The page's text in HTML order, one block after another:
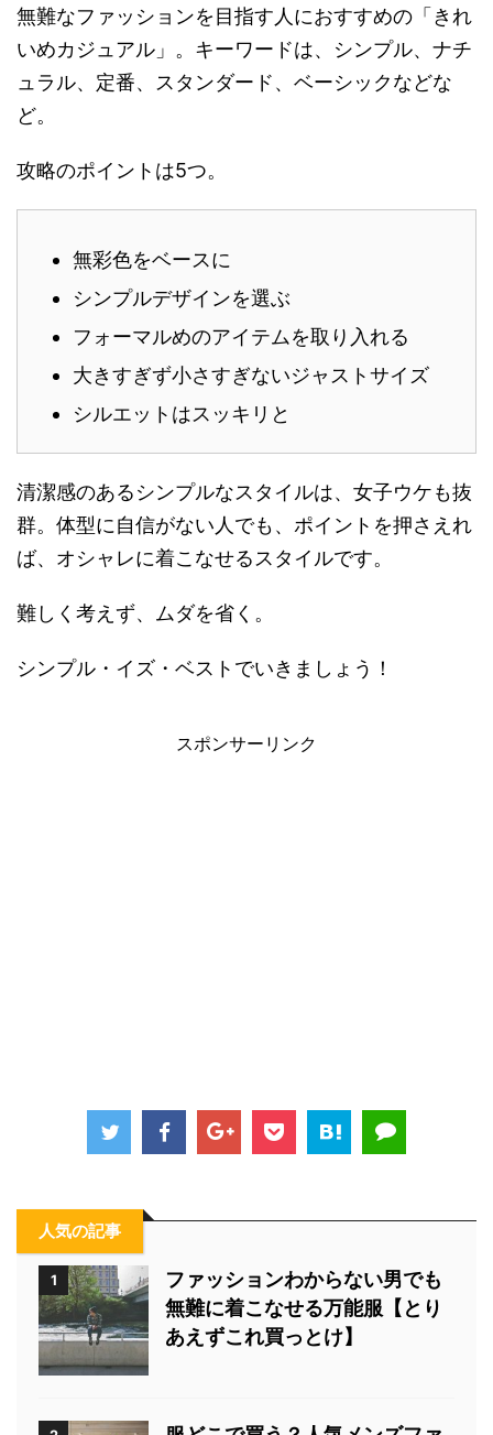
無難なファッションを目指す人におすすめの「きれ
いめカジュアル」。キーワードは、シンプル、ナチ
ュラル、定番、スタンダード、ベーシックなどな
ど。
攻略のポイントは5つ。
無彩色をベースに
シンプルデザインを選ぶ
フォーマルめのアイテムを取り入れる
大きすぎず小さすぎないジャストサイズ
シルエットはスッキリと
清潔感のあるシンプルなスタイルは、女子ウケも抜
群。体型に自信がない人でも、ポイントを押さえれ
ば、オシャレに着こなせるスタイルです。
難しく考えず、ムダを省く。
シンプル・イズ・ベストでいきましょう！
スポンサーリンク
人気の記事
1
ファッションわからない男でも
無難に着こなせる万能服【とり
あえずこれ買っとけ】